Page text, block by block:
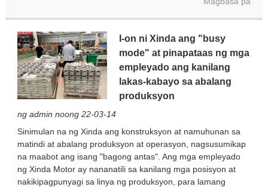
I-on ni Xinda ang "busy
mode" at pinapataas ng mga
empleyado ang kanilang
lakas-kabayo sa abalang
produksyon
ng admin noong 22-03-14
Sinimulan na ng Xinda ang konstruksyon at namuhunan sa
matindi at abalang produksyon at operasyon, nagsusumikap
na maabot ang isang "bagong antas". Ang mga empleyado
ng Xinda Motor ay nananatili sa kanilang mga posisyon at
nakikipagpunyagi sa linya ng produksyon, para lamang